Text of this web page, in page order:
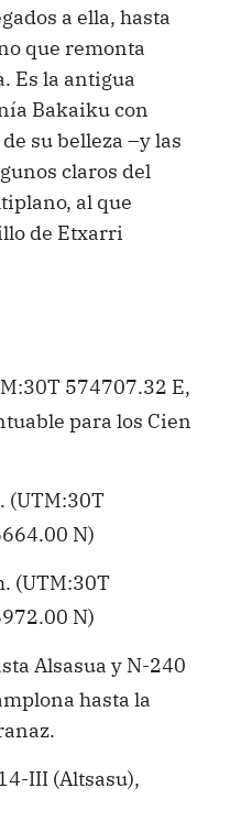
a ella, hasta
que remonta
Es la antigua
Bakaiku con
su belleza –y las
claros del
al que
de Etxarri
574707.32 E,
para los Cien
(UTM:30T
N)
(UTM:30T
N)
Alsasua y N-240
hasta la
III (Altsasu),